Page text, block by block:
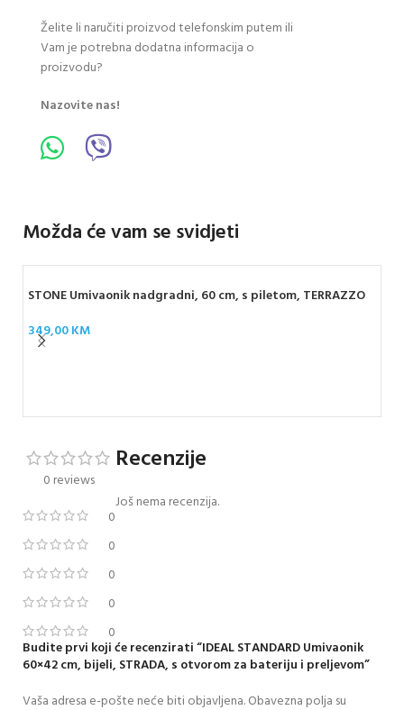
Želite li naručiti proizvod telefonskim putem ili
Vam je potrebna dodatna informacija o
proizvodu?
Nazovite nas!
Možda će vam se svidjeti
STONE Umivaonik nadgradni, 60 cm, s piletom, TERRAZZO
349,00KM
0 reviews
0
0
0
0
0
Recenzije
Još nema recenzija.
Budite prvi koji će recenzirati “IDEAL STANDARD Umivaonik
60×42 cm, bijeli, STRADA, s otvorom za bateriju i preljevom”
Vaša adresa e-pošte neće biti objavljena.Obavezna polja su